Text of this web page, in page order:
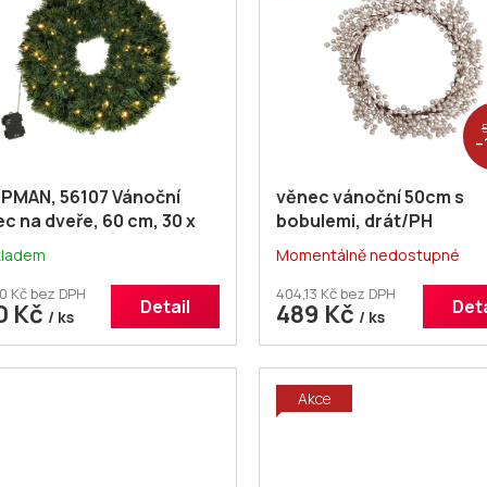
56107 Vánoční
na dveře, 60 cm, 30 x
žluté světlo, na
Kč bez DPH
Kč / ks Detail
věnec vánoční 50cm s
bobulemi, drát/PH
CHAMP/ZLA
Momentálně nedostupné
404,13 Kč bez DPH
489 Kč / ks
Akce